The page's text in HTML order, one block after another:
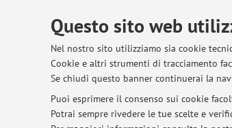
Questo sito web
Nel nostro sito utilizziamo sia cookie
Cookie e altri strumenti di tracciamento
Se chiudi questo banner continuerai la
Puoi esprimere il consenso sui cookie
Potrai sempre rivedere le tue scelte e